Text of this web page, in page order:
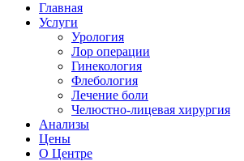
Главная
Услуги
Урология
Лор операции
Гинекология
Флебология
Лечение боли
Челюстно-лицевая хирургия
Анализы
Цены
О Центре